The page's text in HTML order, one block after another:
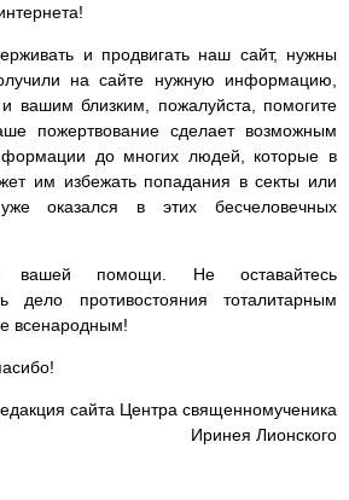
и продвигать наш сайт, нужны
на сайте нужную информацию,
вашим близким, пожалуйста, помогите
пожертвование сделает возможным
до многих людей, которые в
им избежать попадания в секты или
оказался в этих бесчеловечных
помощи. Не оставайтесь
дело противостояния тоталитарным
всенародным!
сайта Центра священномученика
Иринея Лионского